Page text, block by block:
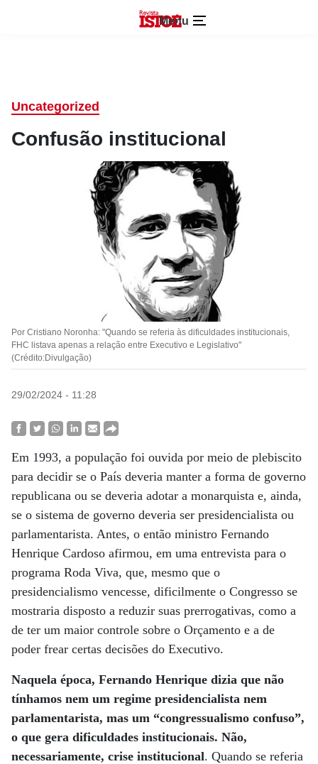
Menu
Uncategorized
Confusão institucional
Por Cristiano Noronha: "Quando se referia às dificuldades institucionais,
FHC listava apenas a relação entre Executivo e Legislativo"
(Crédito:Divulgação)
29/02/2024 - 11:28
Em 1993, a população foi ouvida por meio de plebiscito
para decidir se o País deveria manter a forma de governo
republicana ou se deveria adotar a monarquista e, ainda,
se o sistema de governo deveria ser presidencialista ou
parlamentarista. Antes, o então ministro Fernando
Henrique Cardoso afirmou, em uma entrevista para o
programa Roda Viva, que, mesmo que o
presidencialismo vencesse, dificilmente o Congresso se
mostraria disposto a reduzir suas prerrogativas, como a
de ter um maior controle sobre o Orçamento e a de
poder frear certas decisões do Executivo.
Naquela época, Fernando Henrique dizia que não
tínhamos nem um regime presidencialista nem
parlamentarista, mas um “congressualismo confuso”,
o que gera dificuldades institucionais. Não,
necessariamente, crise institucional. Quando se referia